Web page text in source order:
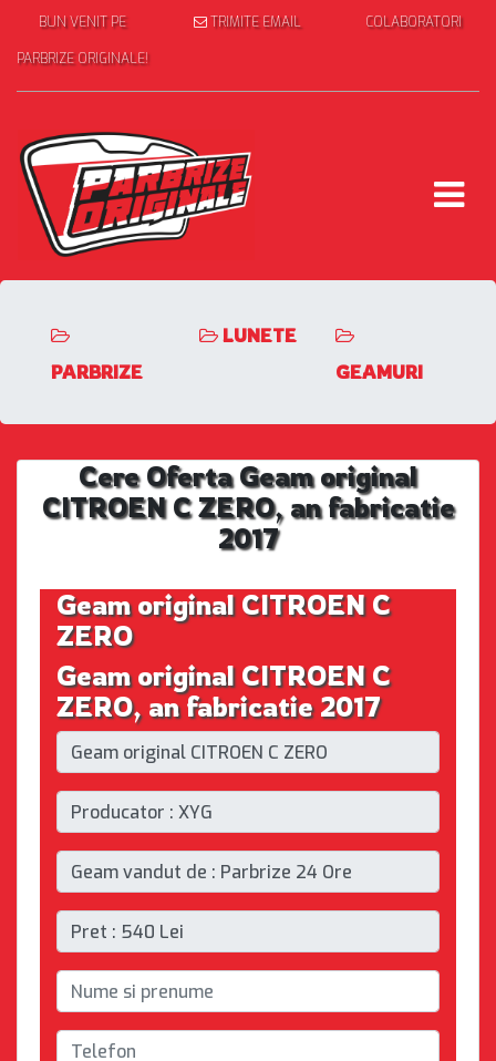
BUN VENIT PE
PARBRIZE ORIGINALE!
TRIMITE EMAIL COLABORATORI
PARBRIZE
LUNETE
GEAMURI
Cere Oferta Geam original
CITROEN C ZERO, an fabricatie
2017
Geam original CITROEN C
ZERO
Geam original CITROEN C
ZERO, an fabricatie 2017